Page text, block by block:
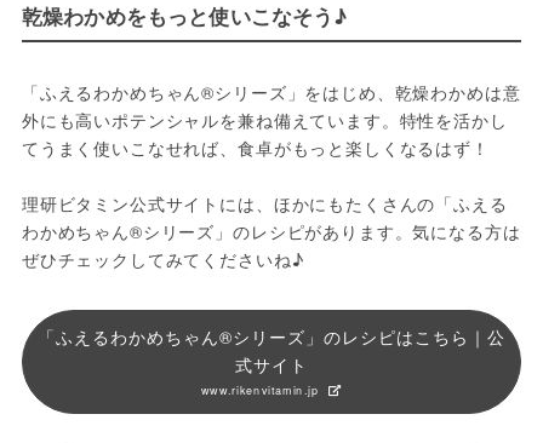
乾燥わかめをもっと使いこなそう♪
「ふえるわかめちゃん®シリーズ」をはじめ、乾燥わかめは意
外にも高いポテンシャルを兼ね備えています。特性を活かし
てうまく使いこなせれば、食卓がもっと楽しくなるはず！
理研ビタミン公式サイトには、ほかにもたくさんの「ふえる
わかめちゃん®シリーズ」のレシピがあります。気になる方は
ぜひチェックしてみてくださいね♪
「ふえるわかめちゃん®シリーズ」のレシピはこちら｜公
式サイト
www.rikenvitamin.jp